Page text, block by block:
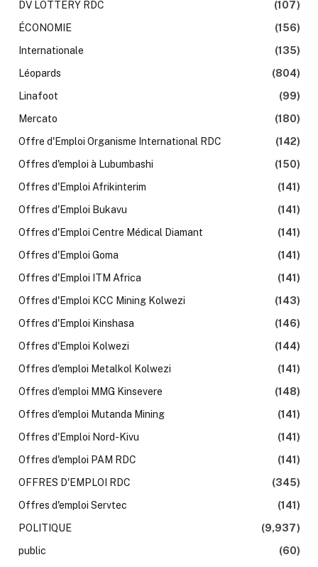
DV LOTTERY RDC
(107)
ÉCONOMIE
(156)
Internationale
(135)
Léopards
(804)
Linafoot
(99)
Mercato
(180)
Offre d'Emploi Organisme International RDC
(142)
Offres d'emploi à Lubumbashi
(150)
Offres d'Emploi Afrikinterim
(141)
Offres d'Emploi Bukavu
(141)
Offres d'Emploi Centre Médical Diamant
(141)
Offres d'Emploi Goma
(141)
Offres d'Emploi ITM Africa
(141)
Offres d'Emploi KCC Mining Kolwezi
(143)
Offres d'Emploi Kinshasa
(146)
Offres d'Emploi Kolwezi
(144)
Offres d'emploi Metalkol Kolwezi
(141)
Offres d'emploi MMG Kinsevere
(148)
Offres d'emploi Mutanda Mining
(141)
Offres d'Emploi Nord-Kivu
(141)
Offres d'emploi PAM RDC
(141)
OFFRES D'EMPLOI RDC
(345)
Offres d'emploi Servtec
(141)
POLITIQUE
(9,937)
public
(60)